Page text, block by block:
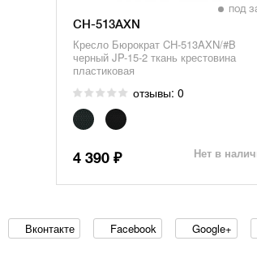
под
CH-513AXN
Кресло Бюрократ CH-513AXN/#B
черный JP-15-2 ткань крестовина
пластиковая
отзывы: 0
4 390 ₽ Нет в
Вконтакте Facebook Google+